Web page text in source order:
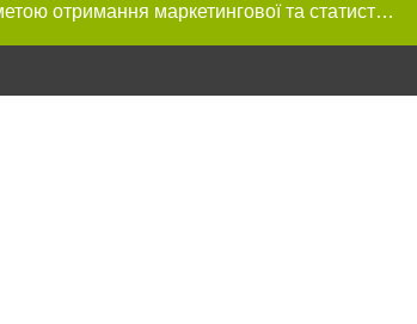
Цей сайт використовує «cookies». Також веб-сайт використовує інтернет-сервіс для збору технічних даних стосовно відвідувачів з метою отримання маркетингової та статистичної інформації. Умови обробки даних відвідувачів сайту див.